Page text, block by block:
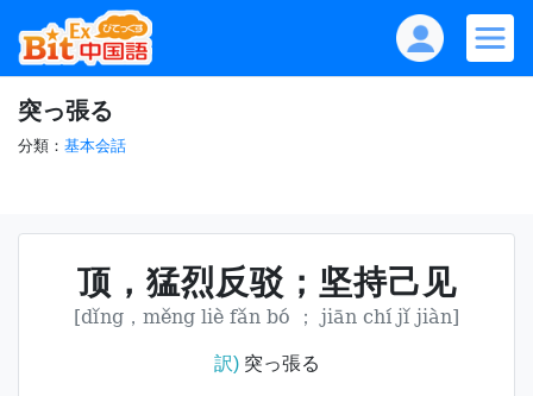
突っ張る
分類： 基本会話
顶，猛烈反驳；坚持己见
[dǐng，měng liè fǎn bó ； jiān chí jǐ jiàn]
訳)突っ張る